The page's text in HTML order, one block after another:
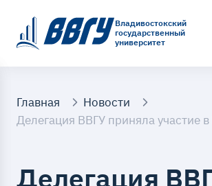
Владивостокский
государственный
университет
Главная
Новости
Делегация